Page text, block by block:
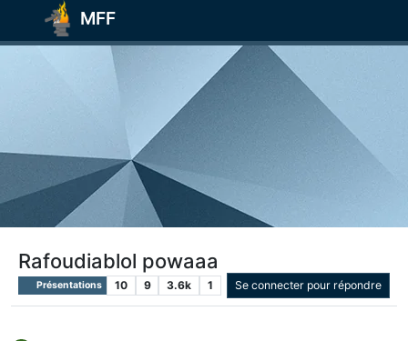
MFF
Rafoudiablol powaaa
Présentations 10 9 3.6k 1 Se connecter pour répondre